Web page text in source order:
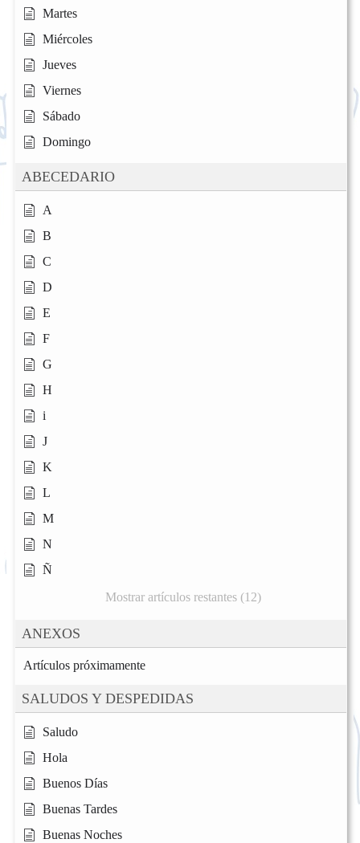
Martes
Miércoles
Jueves
Viernes
Sábado
Domingo
ABECEDARIO
A
B
C
D
E
F
G
H
i
J
K
L
M
N
Ñ
Mostrar artículos restantes (12)
ANEXOS
Artículos próximamente
SALUDOS Y DESPEDIDAS
Saludo
Hola
Buenos Días
Buenas Tardes
Buenas Noches